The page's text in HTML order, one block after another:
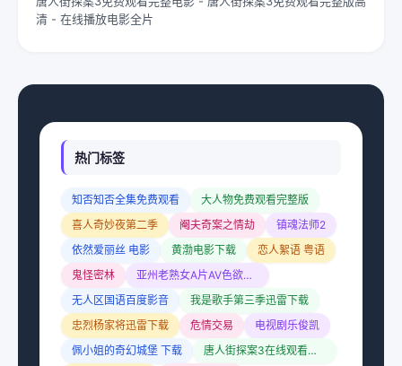
清 - 在线播放电影全片
热门标签
知否知否全集免费观看
大人物免费观看完整版
喜人奇妙夜第二季
阉夫奇案之情劫
镇魂法师2
依然爱丽丝 电影
黄渤电影下载
恋人絮语 粤语
鬼怪密林
亚州老熟女A片AV色欲小说
无人区国语百度影音
我是歌手第三季迅雷下载
忠烈杨家将迅雷下载
危情交易
电视剧乐俊凯
佩小姐的奇幻城堡 下载
唐人街探案3在线观看下载